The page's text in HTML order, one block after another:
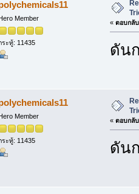
Member
ระทู้: 11435
« ตอบกลั
ดัน
Member
ระทู้: 11435
« ตอบกลั
ดัน